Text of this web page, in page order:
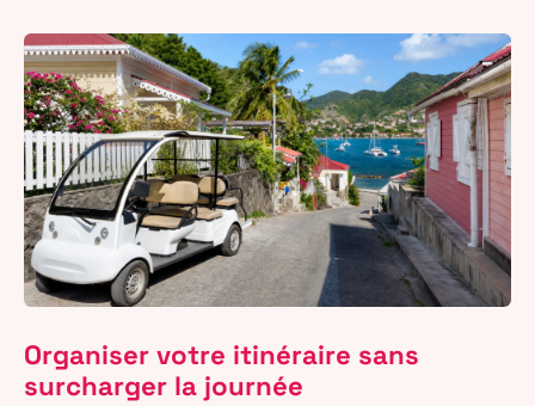
Organiser votre itinéraire sans
surcharger la journée